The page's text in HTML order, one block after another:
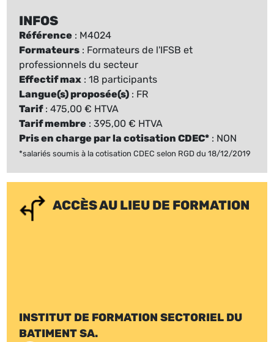
INFOS
Référence : M4024
Formateurs : Formateurs de l'IFSB et
professionnels du secteur
Effectif max : 18 participants
Langue(s) proposée(s) : FR
Tarif: 475,00 € HTVA
Tarif membre : 395,00 € HTVA
Pris en charge par la cotisation CDEC* : NON
*salariés soumis à la cotisation CDEC selon RGD du 18/12/2019
ACCÈS AU LIEU DE FORMATION
INSTITUT DE FORMATION SECTORIEL DU
BATIMENT SA.